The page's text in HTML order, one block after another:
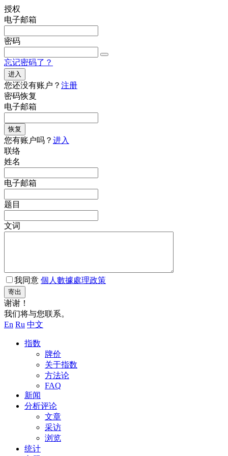
授权
电子邮箱
密码
忘记密码了？
进入
您还没有账户？ 注册
密码恢复
电子邮箱
恢复
您有账户吗？ 进入
联络
姓名
电子邮箱
题目
文词
我同意 個人數據處理政策
寄出
谢谢！
我们将与您联系。
En Ru 中文
指数
牌价
关于指数
方法论
FAQ
新闻
分析评论
文章
采访
浏览
统计